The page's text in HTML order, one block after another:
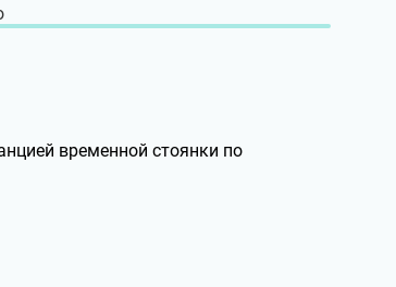
временной стоянки по